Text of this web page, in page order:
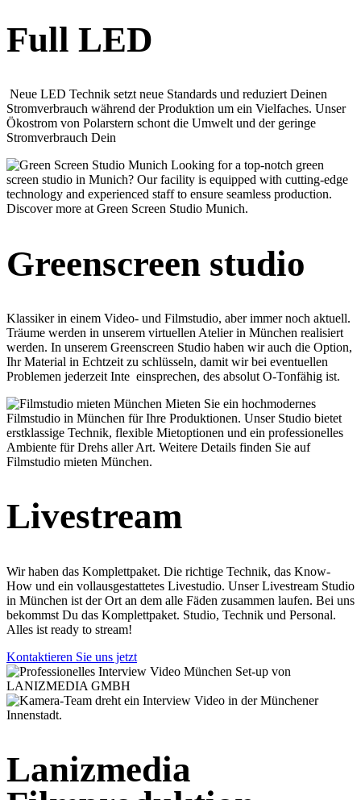
Full LED
Neue LED Technik setzt neue Standards und reduziert Deinen
Stromverbrauch während der Produktion um ein Vielfaches. Unser
Ökostrom von Polarstern schont die Umwelt und der geringe
Stromverbrauch Dein
Greenscreen studio
Klassiker in einem Video- und Filmstudio, aber immer noch aktuell.
Träume werden in unserem virtuellen Atelier in München realisiert
werden. In unserem Greenscreen Studio haben wir auch die Option,
Ihr Material in Echtzeit zu schlüsseln, damit wir bei eventuellen
Problemen jederzeit Inte einsprechen, des absolut O-Tonfähig ist.
Livestream
Wir haben das Komplettpaket. Die richtige Technik, das Know-
How und ein vollausgestattetes Livestudio. Unser Livestream Studio
in München ist der Ort an dem alle Fäden zusammen laufen. Bei uns
bekommst Du das Komplettpaket. Studio, Technik und Personal.
Alles ist ready to stream!
Kontaktieren Sie uns jetzt
Lanizmedia